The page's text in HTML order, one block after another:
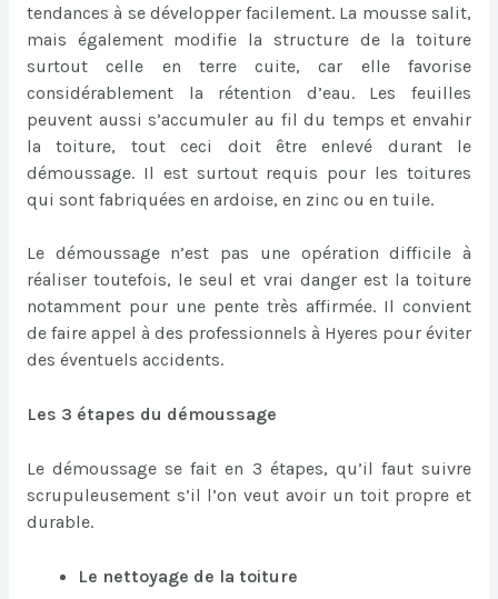
tendances à se développer facilement. La mousse salit,
mais également modifie la structure de la toiture
surtout celle en terre cuite, car elle favorise
considérablement la rétention d’eau. Les feuilles
peuvent aussi s’accumuler au fil du temps et envahir
la toiture, tout ceci doit être enlevé durant le
démoussage. Il est surtout requis pour les toitures
qui sont fabriquées en ardoise, en zinc ou en tuile.
Le démoussage n’est pas une opération difficile à
réaliser toutefois, le seul et vrai danger est la toiture
notamment pour une pente très affirmée. Il convient
de faire appel à des professionnels à Hyeres pour éviter
des éventuels accidents.
Les 3 étapes du démoussage
Le démoussage se fait en 3 étapes, qu’il faut suivre
scrupuleusement s’il l’on veut avoir un toit propre et
durable.
Le nettoyage de la toiture